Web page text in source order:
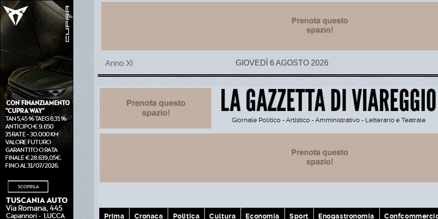
Anno XI GIOVEDÌ 6 AGOSTO 2026
Giornale Politico - Artistico - Amministrativo - Letterario e Teatrale
Prima Cronaca Politica Cultura Economia Sport Enogastronomia